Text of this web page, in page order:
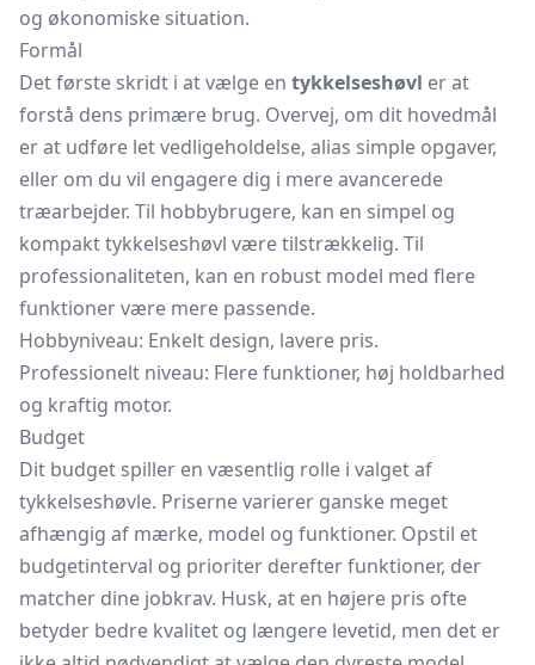
og økonomiske situation.
Formål
Det første skridt i at vælge en tykkelseshøvl er at
forstå dens primære brug. Overvej, om dit hovedmål
er at udføre let vedligeholdelse, alias simple opgaver,
eller om du vil engagere dig i mere avancerede
træarbejder. Til hobbybrugere, kan en simpel og
kompakt tykkelseshøvl være tilstrækkelig. Til
professionaliteten, kan en robust model med flere
funktioner være mere passende.
Hobbyniveau: Enkelt design, lavere pris.
Professionelt niveau: Flere funktioner, høj holdbarhed
og kraftig motor.
Budget
Dit budget spiller en væsentlig rolle i valget af
tykkelseshøvle. Priserne varierer ganske meget
afhængig af mærke, model og funktioner. Opstil et
budgetinterval og prioriter derefter funktioner, der
matcher dine jobkrav. Husk, at en højere pris ofte
betyder bedre kvalitet og længere levetid, men det er